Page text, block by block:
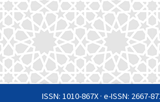
ISSN: 1010-867X · e-ISSN: 2667-